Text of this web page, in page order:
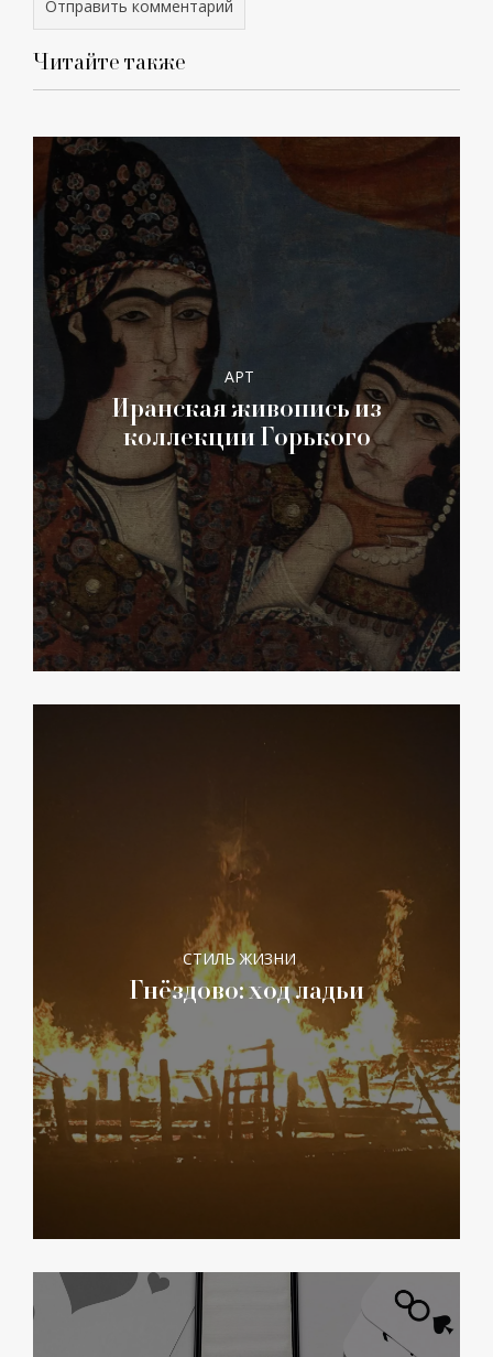
Читайте также
АРТ
Иранская живопись из
коллекции Горького
СТИЛЬ ЖИЗНИ
Гнёздово: ход ладьи